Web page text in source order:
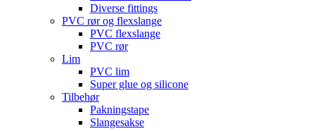
Diverse fittings
PVC rør og flexslange
PVC flexslange
PVC rør
Lim
PVC lim
Super glue og silicone
Tilbehør
Pakningstape
Slangesakse